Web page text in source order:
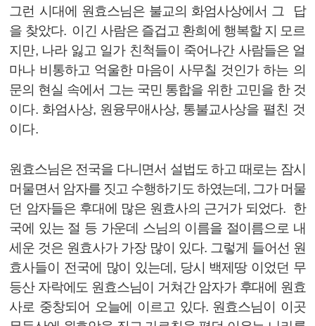
그런 시대에 원효스님은 불교의 화엄사상에서 그 답
을 찾았다. 이긴 사람은 즐겁고 환희에 행복할 지 모르
지만, 나라 잃고 일가 친척들이 죽어나간 사람들은 얼
마나 비통하고 억울한 마음이 사무칠 것인가 하는 의
문의 현실 속에서 그는 국민 통합을 위한 고민을 한 것
이다. 화엄사상, 원융무애사상, 통불교사상을 펼친 것
이다.
원효스님은 전국을 다니면서 설법도 하고 때로는 잠시
머물면서 암자를 짓고 수행하기도 하였는데, 그가 머물
던 암자들은 후대에 많은 원효사의 근거가 되었다. 한
국에 있는 절 등 가운데 스님의 이름을 절이름으로 내
세운 것은 원효사가 가장 많이 있다. 그렇게 들어선 원
효사들이 전국에 많이 있는데, 당시 백제땅 이었던 무
등산 자락에도 원효스님이 거쳐간 암자가 후대에 원효
사로 중창되어 오늘에 이르고 있다. 원효스님이 이곳